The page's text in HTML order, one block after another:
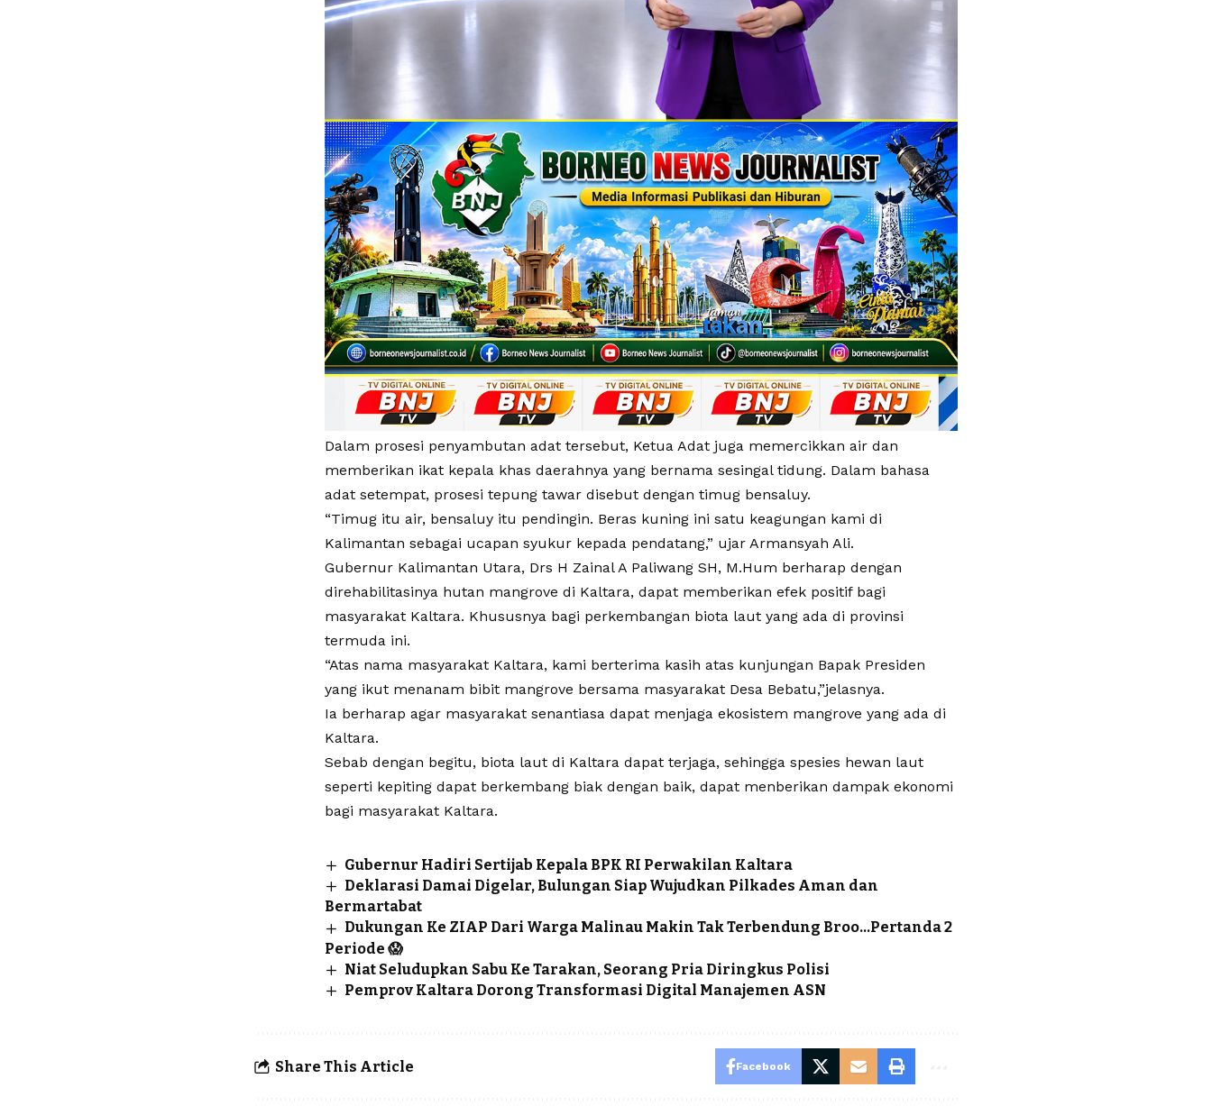
Dalam prosesi penyambutan adat tersebut, Ketua Adat juga memercikkan air dan
memberikan ikat kepala khas daerahnya yang bernama sesingal tidung. Dalam bahasa
adat setempat, prosesi tepung tawar disebut dengan timug bensaluy.
“Timug itu air, bensaluy itu pendingin. Beras kuning ini satu keagungan kami di
Kalimantan sebagai ucapan syukur kepada pendatang,” ujar Armansyah Ali.
Gubernur Kalimantan Utara, Drs H Zainal A Paliwang SH, M.Hum berharap dengan
direhabilitasinya hutan mangrove di Kaltara, dapat memberikan efek positif bagi
masyarakat Kaltara. Khususnya bagi perkembangan biota laut yang ada di provinsi
termuda ini.
“Atas nama masyarakat Kaltara, kami berterima kasih atas kunjungan Bapak Presiden
yang ikut menanam bibit mangrove bersama masyarakat Desa Bebatu,”jelasnya.
Ia berharap agar masyarakat senantiasa dapat menjaga ekosistem mangrove yang ada di
Kaltara.
Sebab dengan begitu, biota laut di Kaltara dapat terjaga, sehingga spesies hewan laut
seperti kepiting dapat berkembang biak dengan baik, dapat menberikan dampak ekonomi
bagi masyarakat Kaltara.
Gubernur Hadiri Sertijab Kepala BPK RI Perwakilan Kaltara
Deklarasi Damai Digelar, Bulungan Siap Wujudkan Pilkades Aman dan
Bermartabat
Dukungan Ke ZIAP Dari Warga Malinau Makin Tak Terbendung Broo…Pertanda 2
Periode 😱
Niat Seludupkan Sabu Ke Tarakan, Seorang Pria Diringkus Polisi
Pemprov Kaltara Dorong Transformasi Digital Manajemen ASN
Share This Article Facebook